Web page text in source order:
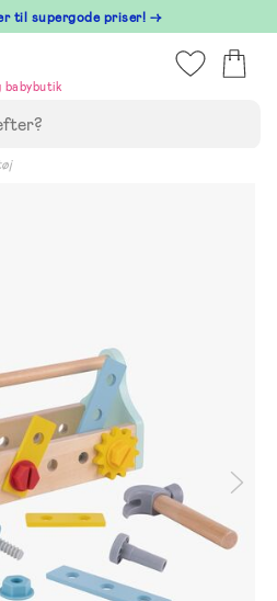
til supergode priser! →
babybutik